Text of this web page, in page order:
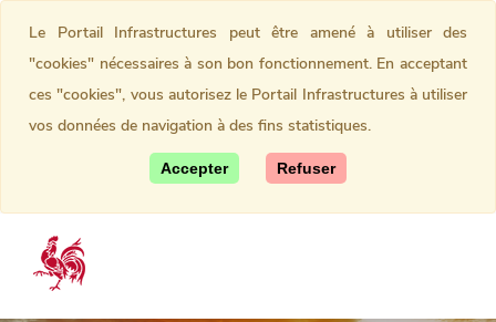
Le Portail Infrastructures peut être amené à utiliser des
"cookies" nécessaires à son bon fonctionnement. En acceptant
ces "cookies", vous autorisez le Portail Infrastructures à utiliser
vos données de navigation à des fins statistiques.
Accepter Refuser